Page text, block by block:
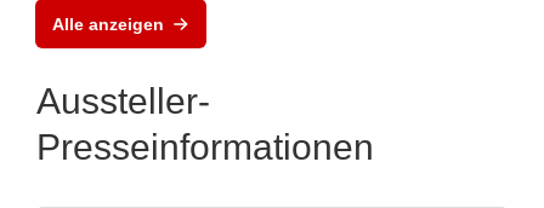
Alle anzeigen
Aussteller-
Presseinformationen